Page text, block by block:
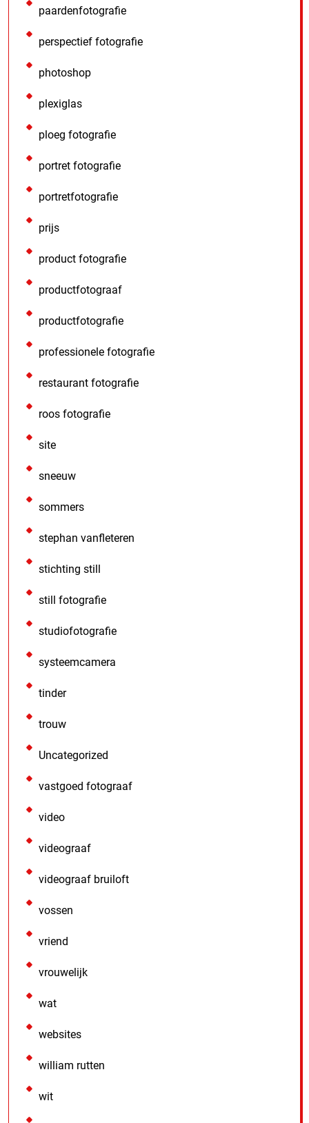
paardenfotografie
perspectief fotografie
photoshop
plexiglas
ploeg fotografie
portret fotografie
portretfotografie
prijs
product fotografie
productfotograaf
productfotografie
professionele fotografie
restaurant fotografie
roos fotografie
site
sneeuw
sommers
stephan vanfleteren
stichting still
still fotografie
studiofotografie
systeemcamera
tinder
trouw
Uncategorized
vastgoed fotograaf
video
videograaf
videograaf bruiloft
vossen
vriend
vrouwelijk
wat
websites
william rutten
wit